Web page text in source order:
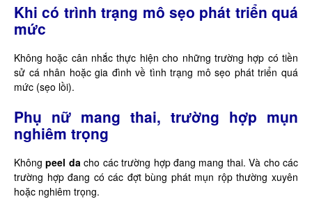
Khi có trình trạng mô sẹo phát triển quá
mức
Không hoặc cân nhắc thực hiện cho những trường hợp có tiền
sử cá nhân hoặc gia đình về tình trạng mô sẹo phát triển quá
mức (sẹo lồi).
Phụ nữ mang thai, trường hợp mụn
nghiêm trọng
Khôngpeel da cho các trường hợp đang mang thai. Và cho các
trường hợp đang có các đợt bùng phát mụn rộp thường xuyên
hoặc nghiêm trọng.